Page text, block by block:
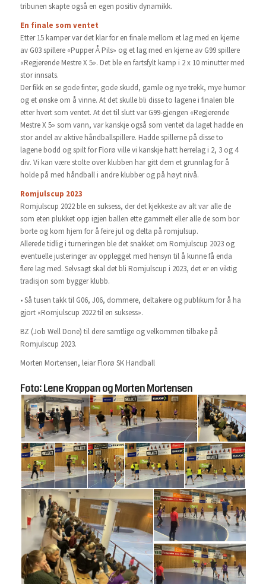
tribunen skapte også en egen positiv dynamikk.
En finale som ventet
Etter 15 kamper var det klar for en finale mellom et lag med en kjerne
av G03 spillere «Pupper Å Pils» og et lag med en kjerne av G99 spillere
«Regjerende Mestre X 5». Det ble en fartsfylt kamp i 2 x 10 minutter med
stor innsats.
Der fikk en se gode finter, gode skudd, gamle og nye trekk, mye humor
og et ønske om å vinne. At det skulle bli disse to lagene i finalen ble
etter hvert som ventet. At det til slutt var G99-gjengen «Regjerende
Mestre X 5» som vann, var kanskje også som ventet da laget hadde en
stor andel av aktive håndballspillere. Hadde spillerne på disse to
lagene bodd og spilt for Florø ville vi kanskje hatt herrelag i 2, 3 og 4
div. Vi kan være stolte over klubben har gitt dem et grunnlag for å
holde på med håndball i andre klubber og på høyt nivå.
Romjulscup 2023
Romjulscup 2022 ble en suksess, der det kjekkeste av alt var alle de
som eten plukket opp igjen ballen ette gammelt eller alle de som bor
borte og kom hjem for å feire jul og delta på romjulsup.
Allerede tidlig i turneringen ble det snakket om Romjulscup 2023 og
eventuelle justeringer av opplegget med hensyn til å kunne få enda
flere lag med. Selvsagt skal det bli Romjulscup i 2023, det er en viktig
tradisjon som bygger klubb.
• Så tusen takk til G06, J06, dommere, deltakere og publikum for å ha
gjort «Romjulscup 2022 til en suksess».
BZ (Job Well Done) til dere samtlige og velkommen tilbake på
Romjulscup 2023.
Morten Mortensen, leiar Florø SK Handball
Foto: Lene Kroppan og Morten Mortensen